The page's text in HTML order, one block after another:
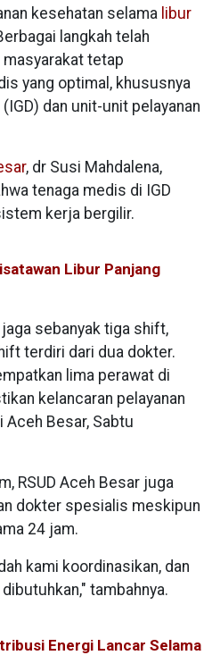
kesehatan selama libur
langkah telah
tetap
yang optimal, khususnya
dan unit-unit pelayanan
, dr Susi Mahdalena,
tenaga medis di IGD
kerja bergilir.
Libur Panjang
sebanyak tiga shift,
terdiri dari dua dokter.
lima perawat di
kelancaran pelayanan
Aceh Besar, Sabtu
RSUD Aceh Besar juga
dokter spesialis meskipun
24 jam.
kami koordinasikan, dan
tambahnya.
Energi Lancar Selama